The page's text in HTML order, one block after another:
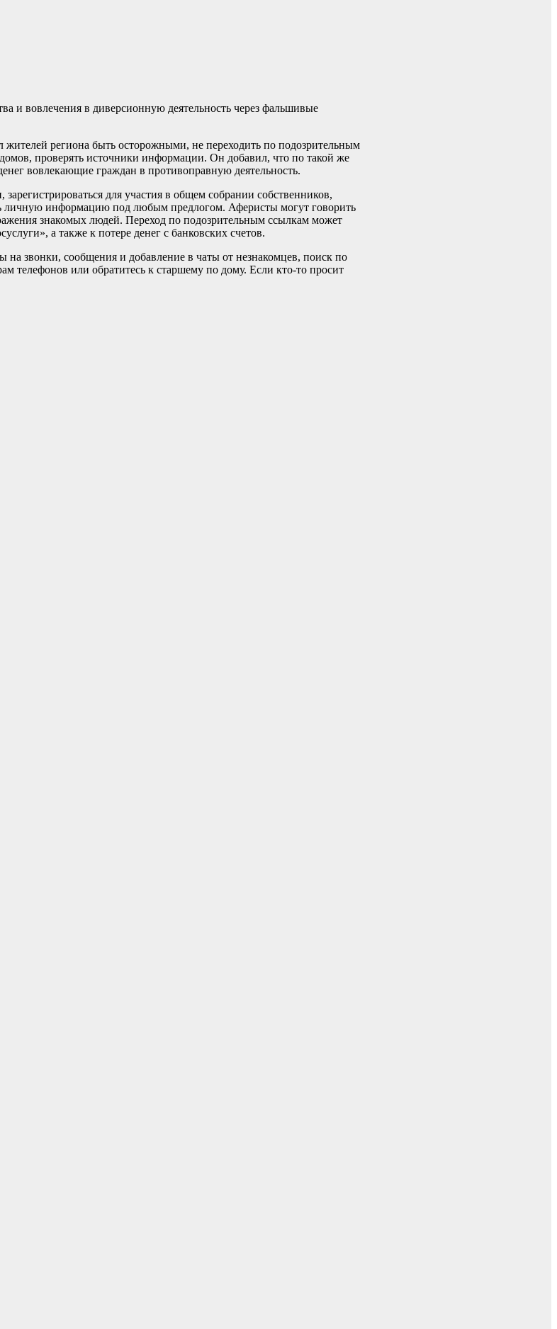
и вовлечения в диверсионную деятельность через фальшивые
региона быть осторожными, не переходить по подозрительным
проверять источники информации. Он добавил, что по такой же
вовлекающие граждан в противоправную деятельность.
для участия в общем собрании собственников,
личную информацию под любым предлогом. Аферисты могут говорить
знакомых людей. Переход по подозрительным ссылкам может
а также к потере денег с банковских счетов.
на звонки, сообщения и добавление в чаты от незнакомцев, поиск по
телефонов или обратитесь к старшему по дому. Если кто-то просит